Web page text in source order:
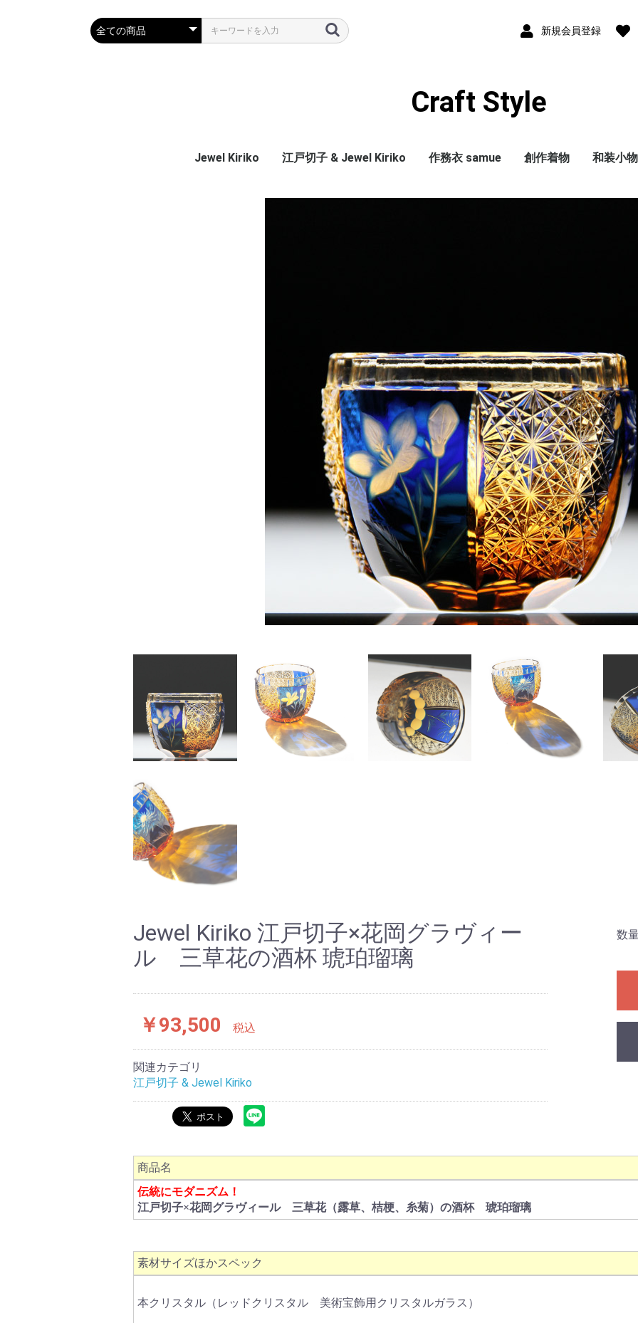
新規会員登録
Craft Style
Jewel Kiriko 江戸切子 & Jewel Kiriko 作務衣 samue 創作着物 和装小物
Jewel Kiriko 江戸切子×花岡グラヴィー
ル 三草花の酒杯 琥珀瑠璃
￥93,500 税込
関連カテゴリ
江戸切子 & Jewel Kiriko
数
商品名
伝統にモダニズム！
江戸切子×花岡グラヴィール 三草花（露草、桔梗、糸菊）の酒杯 琥珀瑠璃
素材サイズほかスペック
本クリスタル（レッドクリスタル 美術宝飾用クリスタルガラス）